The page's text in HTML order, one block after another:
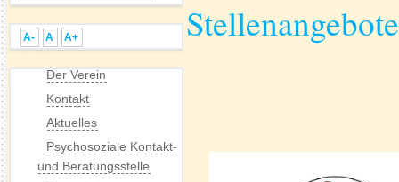
Stellenangebote
A- A A+
Der Verein
Kontakt
Aktuelles
Psychosoziale Kontakt-
und Beratungsstelle